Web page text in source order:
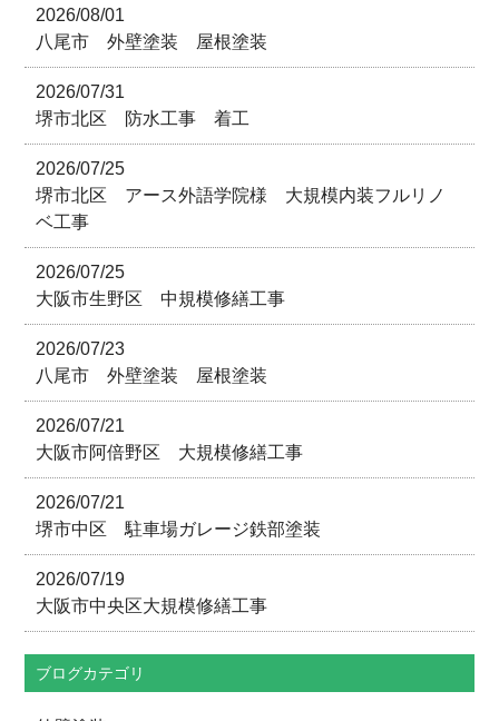
2026/08/01
八尾市 外壁塗装 屋根塗装
2026/07/31
堺市北区 防水工事 着工
2026/07/25
堺市北区 アース外語学院様 大規模内装フルリノ
ベ工事
2026/07/25
大阪市生野区 中規模修繕工事
2026/07/23
八尾市 外壁塗装 屋根塗装
2026/07/21
大阪市阿倍野区 大規模修繕工事
2026/07/21
堺市中区 駐車場ガレージ鉄部塗装
2026/07/19
大阪市中央区大規模修繕工事
ブログカテゴリ